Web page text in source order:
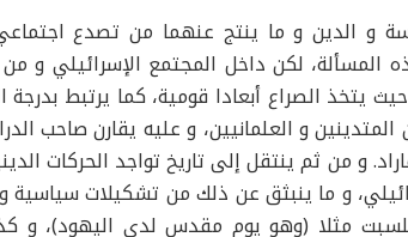
و الدين و ما ينتج عنهما من تصدع
المسألة، لكن داخل المجتمع الإسرائيلي و
حيث يتخذ الصراع أبعادا قومية، كما يرتبط
و العلمانيين، و عليه يقارن صاحب
و من ثم ينتقل إلى تاريخ تواجد الحركات
و ما ينبثق عن ذلك من تشكيلات
للسبت مثلا (وهو يوم مقدس لدى اليهود)، و